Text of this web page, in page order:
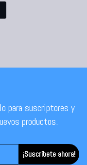
para suscriptores y
productos.
¡Suscríbete ahora!